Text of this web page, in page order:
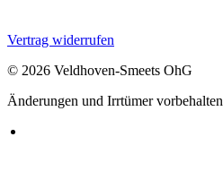
Vertrag widerrufen
© 2026 Veldhoven-Smeets OhG
Änderungen und Irrtümer vorbehalten